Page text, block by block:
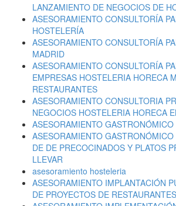
LANZAMIENTO DE NEGOCIOS DE
ASESORAMIENTO CONSULTORÍA
HOSTELERÍA
ASESORAMIENTO CONSULTORÍA
MADRID
ASESORAMIENTO CONSULTORÍA
EMPRESAS HOSTELERIA HORECA
RESTAURANTES
ASESORAMIENTO CONSULTORIA
NEGOCIOS HOSTELERIA HORECA
ASESORAMIENTO
ASESORAMIENTO
DE DE PRECOCINADOS Y PLATOS
LLEVAR
asesoramiento hosteleria
ASESORAMIENTO IMPLANTACIÓN
DE PROYECTOS DE